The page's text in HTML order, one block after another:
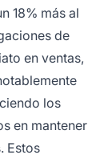
18% más al
de
en ventas,
los
en mantener
Estos